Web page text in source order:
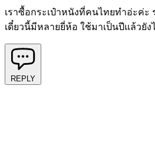
เราซื้อกระเป๋าหนังที่คนไทยทำอ่ะค่ะ
เดี๋ยวนี้มีหลายยี่ห้อ ใช้มาเป็นปีแล้วยั
REPLY